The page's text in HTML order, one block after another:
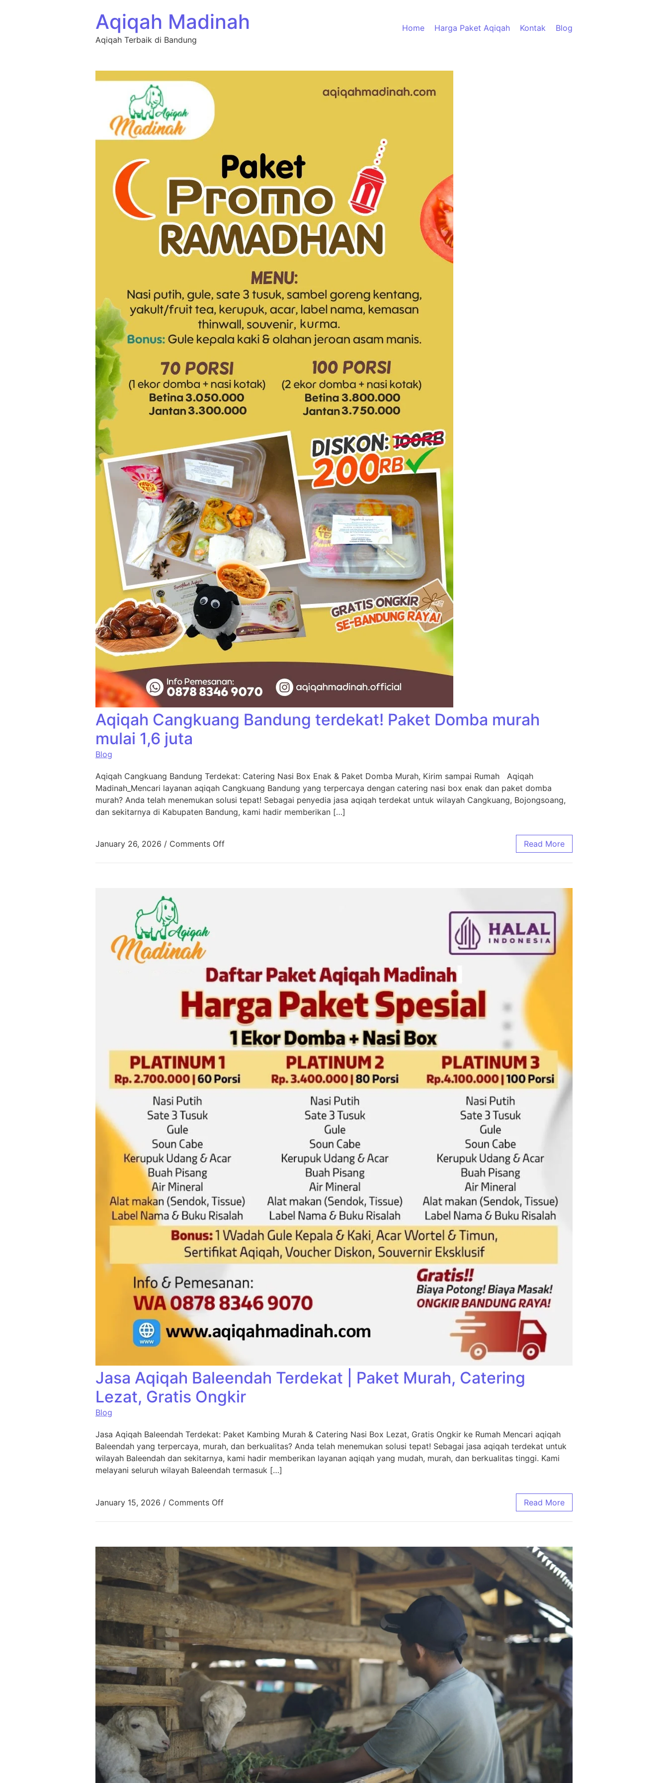
Aqiqah Madinah
Aqiqah Terbaik di Bandung
Home Harga Paket Aqiqah Kontak Blog
Aqiqah Cangkuang Bandung terdekat! Paket Domba murah
mulai 1,6 juta
Blog
Aqiqah Cangkuang Bandung Terdekat: Catering Nasi Box Enak & Paket Domba Murah, Kirim sampai Rumah Aqiqah
Madinah_Mencari layanan aqiqah Cangkuang Bandung yang terpercaya dengan catering nasi box enak dan paket domba
murah? Anda telah menemukan solusi tepat! Sebagai penyedia jasa aqiqah terdekat untuk wilayah Cangkuang, Bojongsoang,
dan sekitarnya di Kabupaten Bandung, kami hadir memberikan […]
January 26, 2026 / Comments Off Read More
Jasa Aqiqah Baleendah Terdekat | Paket Murah, Catering
Lezat, Gratis Ongkir
Blog
Jasa Aqiqah Baleendah Terdekat: Paket Kambing Murah & Catering Nasi Box Lezat, Gratis Ongkir ke Rumah Mencari aqiqah
Baleendah yang terpercaya, murah, dan berkualitas? Anda telah menemukan solusi tepat! Sebagai jasa aqiqah terdekat untuk
wilayah Baleendah dan sekitarnya, kami hadir memberikan layanan aqiqah yang mudah, murah, dan berkualitas tinggi. Kami
melayani seluruh wilayah Baleendah termasuk […]
January 15, 2026 / Comments Off Read More